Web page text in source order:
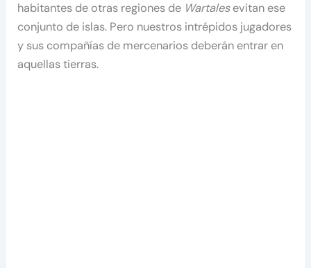
habitantes de otras regiones de Wartalesevitan ese
conjunto de islas. Pero nuestros intrépidos jugadores
y sus compañías de mercenarios deberán entrar en
aquellas tierras.